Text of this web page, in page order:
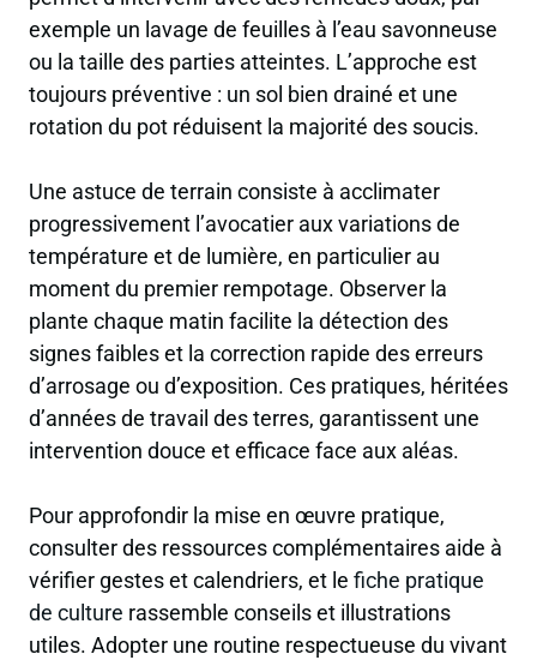
exemple un lavage de feuilles à l’eau savonneuse
ou la taille des parties atteintes. L’approche est
toujours préventive : un sol bien drainé et une
rotation du pot réduisent la majorité des soucis.
Une astuce de terrain consiste à acclimater
progressivement l’avocatier aux variations de
température et de lumière, en particulier au
moment du premier rempotage. Observer la
plante chaque matin facilite la détection des
signes faibles et la correction rapide des erreurs
d’arrosage ou d’exposition. Ces pratiques, héritées
d’années de travail des terres, garantissent une
intervention douce et efficace face aux aléas.
Pour approfondir la mise en œuvre pratique,
consulter des ressources complémentaires aide à
vérifier gestes et calendriers, et le fiche pratique
de culture rassemble conseils et illustrations
utiles. Adopter une routine respectueuse du vivant